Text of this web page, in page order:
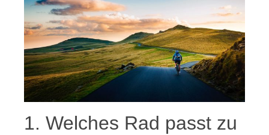
1. Welches Rad passt zu